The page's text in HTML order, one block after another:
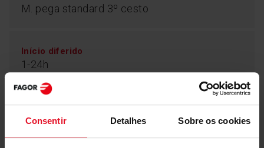
Consentir Detalhes Sobre os cookies
M. pega standard 3º cesto
Início diferido
1-24h
Tipo de braço de pulverização inferior
Amica_Design_Spray_Arm